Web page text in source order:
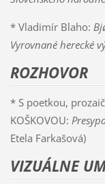
* Vladimír Blaho:
Vyrovnané herecké
ROZHOVOR
* S poetkou,
KOŠKOVOU:
Etela Farkašová)
VIZUÁLNE